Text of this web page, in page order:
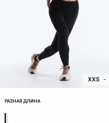
РАЗНАЯ ДЛИНА
Список цветов товара